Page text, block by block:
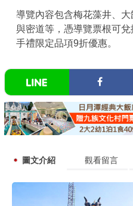
導覽內容包含梅花藻井、
與密道等，憑導覽票根可
手禮限定品項9折優惠。
圖文介紹 觀看留言